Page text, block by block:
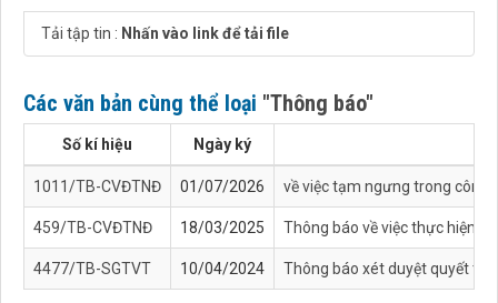
Tải tập tin : Nhấn vào link để tải file
Các văn bản cùng thể loại "Thông báo"
Số kí hiệu Ngày ký
1011/TB-CVĐTNĐ 01/07/2026 về việc tạm ngưng trong công
459/TB-CVĐTNĐ 18/03/2025 Thông báo về việc thực hiện
4477/TB-SGTVT 10/04/2024 Thông báo xét duyệt quyết